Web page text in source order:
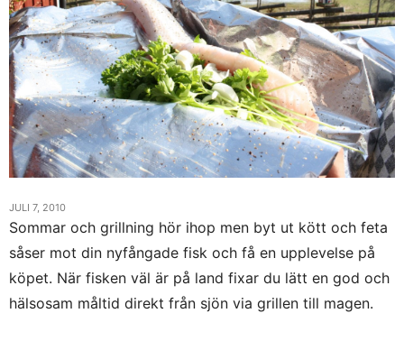
JULI 7, 2010
Sommar och grillning hör ihop men byt ut kött och feta
såser mot din nyfångade fisk och få en upplevelse på
köpet. När fisken väl är på land fixar du lätt en god och
hälsosam måltid direkt från sjön via grillen till magen.